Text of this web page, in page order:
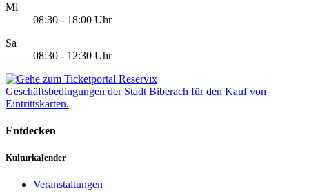
Mi
08:30 - 18:00 Uhr
Sa
08:30 - 12:30 Uhr
Geschäftsbedingungen der Stadt Biberach für den Kauf von
Eintrittskarten.
Entdecken
Kulturkalender
Veranstaltungen